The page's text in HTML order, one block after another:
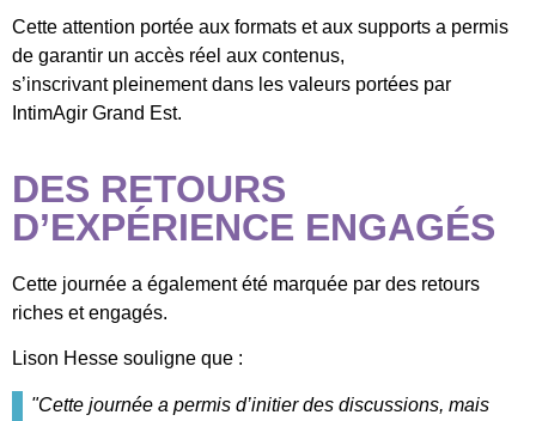
Cette attention portée aux formats et aux supports a permis
de garantir un accès réel aux contenus,
s’inscrivant pleinement dans les valeurs portées par
IntimAgir Grand Est.
DES RETOURS
D’EXPÉRIENCE ENGAGÉS
Cette journée a également été marquée par des retours
riches et engagés.
Lison Hesse souligne que :
"Cette journée a permis d’initier des discussions, mais